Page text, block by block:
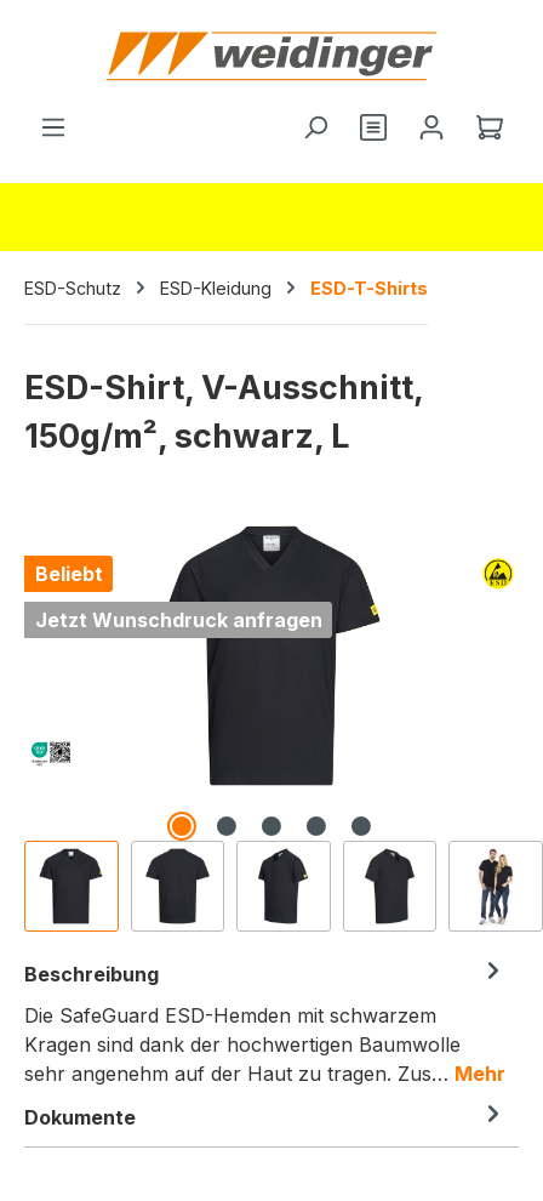
springen
Du hast 0
ESD-Schutz ESD-Kleidung ESD-T-Shirts
ESD-Shirt, V-Ausschnitt,
150g/m², schwarz, L
Bildergalerie überspringen
Beliebt
Jetzt Wunschdruck anfragen
Beschreibung
Die SafeGuard ESD-Hemden mit schwarzem
Kragen sind dank der hochwertigen Baumwolle
sehr angenehm auf der Haut zu tragen. Zus… Mehr
Dokumente